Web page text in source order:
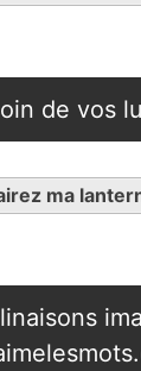
de vos
ma